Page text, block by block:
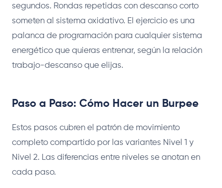
segundos. Rondas repetidas con descanso corto
someten al sistema oxidativo. El ejercicio es una
palanca de programación para cualquier sistema
energético que quieras entrenar, según la relación
trabajo-descanso que elijas.
Paso a Paso: Cómo Hacer un Burpee
Estos pasos cubren el patrón de movimiento
completo compartido por las variantes Nivel 1 y
Nivel 2. Las diferencias entre niveles se anotan en
cada paso.